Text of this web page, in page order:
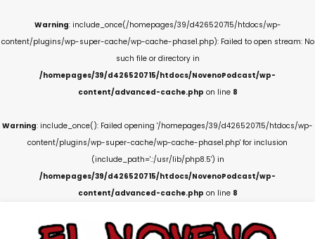
Warning: include_once(/homepages/39/d426520715/htdocs/wp-
content/plugins/wp-super-cache/wp-cache-phase1.php): Failed to open stream: No
such file or directory in
/homepages/39/d426520715/htdocs/NovenoPodcast/wp-
content/advanced-cache.php on line 8
Warning: include_once(): Failed opening '/homepages/39/d426520715/htdocs/wp-
content/plugins/wp-super-cache/wp-cache-phase1.php' for inclusion
(include_path='.:/usr/lib/php8.5') in
/homepages/39/d426520715/htdocs/NovenoPodcast/wp-
content/advanced-cache.php on line 8